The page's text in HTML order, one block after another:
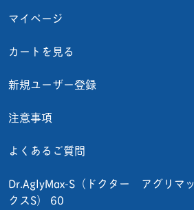
マイページ
カートを見る
新規ユーザー登録
注意事項
よくあるご質問
Dr.AglyMax-S（ドクター アグリマッ
クスS） 60